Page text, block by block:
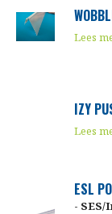
Lees
IZY
Lees
ESL
- SES/